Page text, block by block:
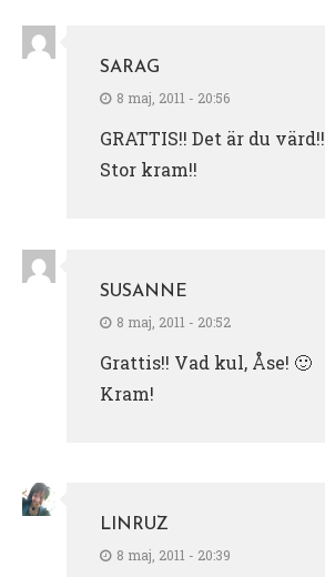
SARAG
8 maj, 2011 - 20:56
GRATTIS!! Det är du värd!!
Stor kram!!
SUSANNE
8 maj, 2011 - 20:52
Grattis!! Vad kul, Åse! 🙂
Kram!
LINRUZ
8 maj, 2011 - 20:39